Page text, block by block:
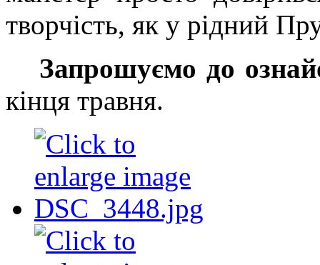
творчість, як у рідний
Запрошуємо до
кінця травня.